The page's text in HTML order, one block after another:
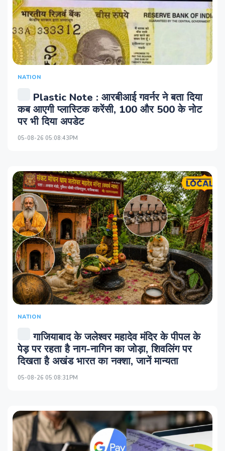
NATION
Plastic Note : आरबीआई गवर्नर ने बता दिया
कब आएगी प्लास्टिक करेंसी, 100 और 500 के नोट
पर भी दिया अपडेट
05-08-26 05:08:43PM
NATION
गाजियाबाद के जलेश्वर महादेव मंदिर के पीपल के
पेड़ पर रहता है नाग-नागिन का जोड़ा, शिवलिंग पर
दिखता है अखंड भारत का नक्शा, जानें मान्यता
05-08-26 05:08:31PM